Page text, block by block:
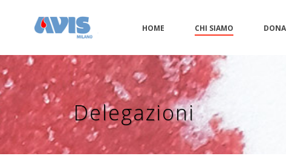
HOME CHI SIAMO
Delegazioni